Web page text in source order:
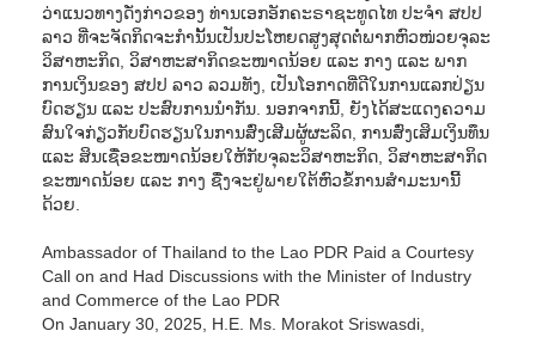
ວ່າແນວທາງດັ່ງກ່າວຂອງ ທ່ານເອກອັກຄະຣາຊະທູດໄທ ປະຈຳ ສປປ
ລາວ ທີ່ຈະຈັດກິດຈະກຳນັ້ນເປັນປະໂຫຍດສູງສຸດຕໍ່ພາກຫົວໜ່ວຍຈຸລະ
ວິສາຫະກິດ, ວິສາຫະສາກິດຂະໜາດນ້ອຍ ແລະ ກາງ ແລະ ພາກ
ການເງິນຂອງ ສປປ ລາວ ລວມທັງ, ເປັນໂອກາດທີ່ດີໃນການແລກປ່ຽນ
ບົດຮຽນ ແລະ ປະສົບການນຳກັນ. ນອກຈາກນີ້, ຍັງໄດ້ສະແດງຄວາມ
ສົນໃຈກ່ຽວກັບບົດຮຽນໃນການສົ່ງເສີມຜູ້ຜະລິດ, ການສົ່ງເສິມເງິນທຶນ
ແລະ ສິນເຊື່ອຂະໜາດນ້ອຍໃຫ້ກັບຈຸລະວິສາຫະກິດ, ວິສາຫະສາກິດ
ຂະໜາດນ້ອຍ ແລະ ກາງ ຊື່ງຈະຢູ່ພາຍໃຕ້ຫົວຂໍ້ການສຳມະນານີ້
ດ້ວຍ.
Ambassador of Thailand to the Lao PDR Paid a Courtesy
Call on and Had Discussions with the Minister of Industry
and Commerce of the Lao PDR
On January 30, 2025, H.E. Ms. Morakot Sriswasdi,